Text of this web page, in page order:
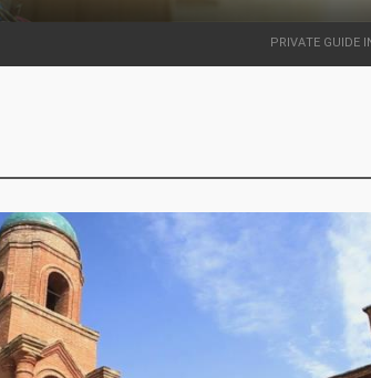
PRIVATE GUIDE